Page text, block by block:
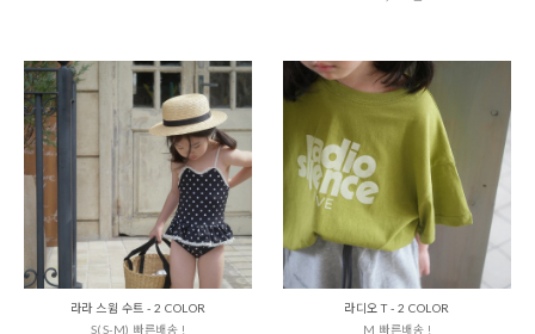
라라 스윔 수트 - 2 COLOR
S(S-M) 빠른배송 !
라디오 T - 2 COLOR
M 빠른배송 !